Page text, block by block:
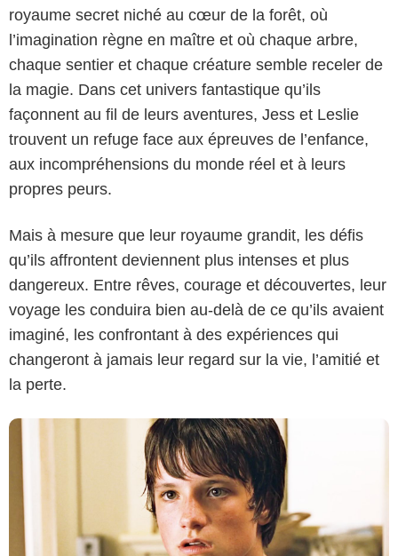
royaume secret niché au cœur de la forêt, où
l’imagination règne en maître et où chaque arbre,
chaque sentier et chaque créature semble receler de
la magie. Dans cet univers fantastique qu’ils
façonnent au fil de leurs aventures, Jess et Leslie
trouvent un refuge face aux épreuves de l’enfance,
aux incompréhensions du monde réel et à leurs
propres peurs.
Mais à mesure que leur royaume grandit, les défis
qu’ils affrontent deviennent plus intenses et plus
dangereux. Entre rêves, courage et découvertes, leur
voyage les conduira bien au-delà de ce qu’ils avaient
imaginé, les confrontant à des expériences qui
changeront à jamais leur regard sur la vie, l’amitié et
la perte.